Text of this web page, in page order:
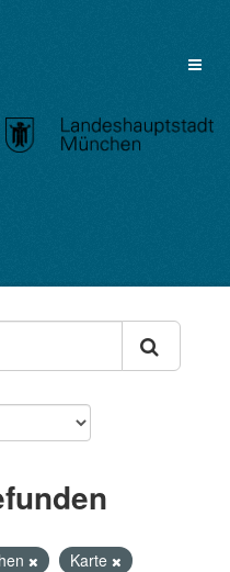
Karte